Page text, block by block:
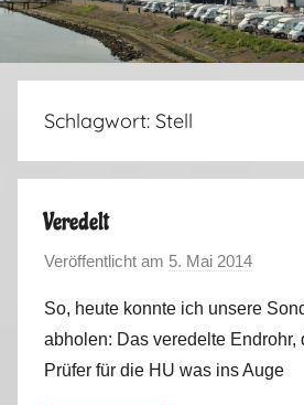
Schlagwort: Stell
Veredelt
Veröffentlicht am 5. Mai 2014
n
M
a
So, heute konnte ich unsere
abholen: Das veredelte Endrohr,
Prüfer für die HU was ins Auge